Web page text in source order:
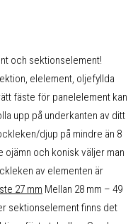
och sektionselement!
elelement, oljefyllda
fäste för panelelement kan
upp på underkanten av ditt
djup på mindre än 8
ojämn och konisk väljer man
av elementen är
27 mm Mellan 28 mm – 49
sektionselement finns det